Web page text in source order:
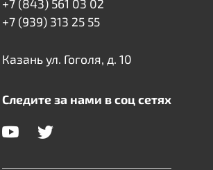
+7 (843) 561 03 02
+7 (939) 313 25 55
Казань ул. Гоголя, д. 10
Следите за нами в соц сетях